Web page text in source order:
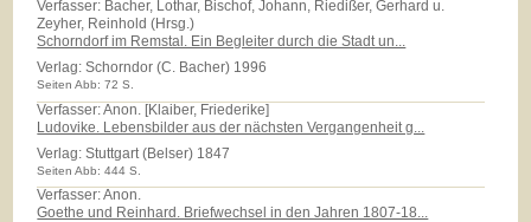
Verfasser: Bacher, Lothar, Bischof, Johann, Riedißer, Gerhard u.
Zeyher, Reinhold (Hrsg.)
Schorndorf im Remstal. Ein Begleiter durch die Stadt un...
Verlag:Schorndor (C. Bacher) 1996
Seiten Abb: 72 S.
Verfasser: Anon. [Klaiber, Friederike]
Ludovike. Lebensbilder aus der nächsten Vergangenheit g...
Verlag:Stuttgart (Belser) 1847
Seiten Abb: 444 S.
Verfasser: Anon.
Goethe und Reinhard. Briefwechsel in den Jahren 1807-18...